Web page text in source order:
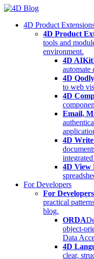
Skip
content4D Product
4D Product
tools and
environment.
4D AIKit
automate
4D
to web
4D
Email,
4D
4D View
For Developers
For Developers
practical
blog.
ORDA
object-
Data
4D
clear,